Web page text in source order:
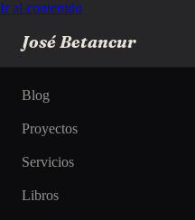
Ir al contenido
José Betancur
Blog
Proyectos
Servicios
Libros